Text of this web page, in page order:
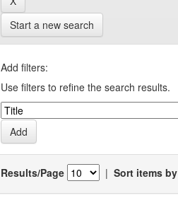
Start a new search
Add filters:
Use filters to refine the search results.
Results/Page | Sort items by